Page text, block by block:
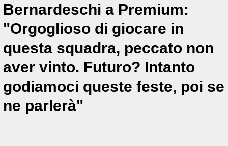
Bernardeschi a Premium:
"Orgoglioso di giocare in
questa squadra, peccato non
aver vinto. Futuro? Intanto
godiamoci queste feste, poi se
ne parlerà"